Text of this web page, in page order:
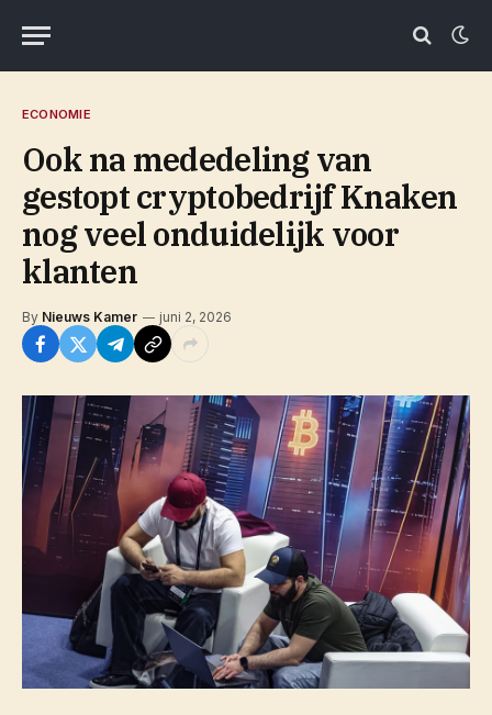
ECONOMIE
Ook na mededeling van
gestopt cryptobedrijf Knaken
nog veel onduidelijk voor
klanten
By Nieuws Kamer juni 2, 2026